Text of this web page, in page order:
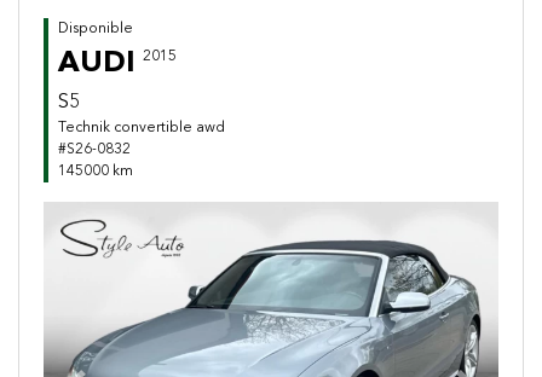
Disponible
AUDI 2015
S5
Technik convertible awd
#S26-0832
145000 km